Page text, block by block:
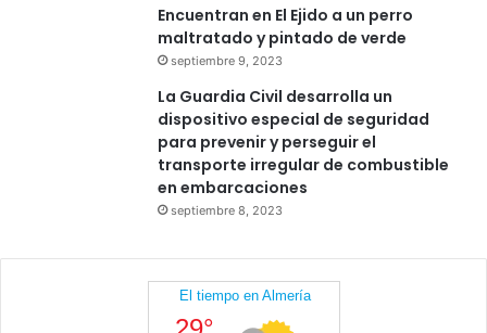
Encuentran en El Ejido a un perro
maltratado y pintado de verde
septiembre 9, 2023
La Guardia Civil desarrolla un
dispositivo especial de seguridad
para prevenir y perseguir el
transporte irregular de combustible
en embarcaciones
septiembre 8, 2023